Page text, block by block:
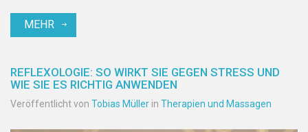
MEHR
REFLEXOLOGIE: SO WIRKT SIE GEGEN STRESS UND
WIE SIE ES RICHTIG ANWENDEN
Veröffentlicht von Tobias Müller in Therapien und Massagen